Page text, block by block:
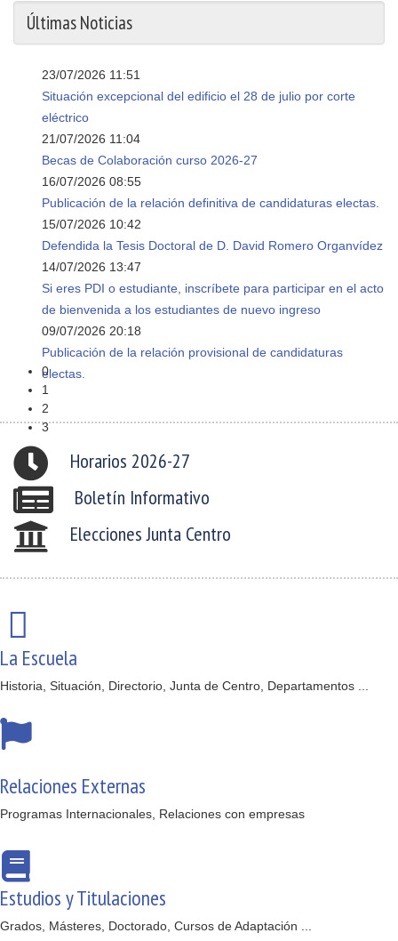
0
1
2
3
Últimas Noticias
23/07/2026 11:51
Situación excepcional del edificio el 28 de julio por corte
eléctrico
21/07/2026 11:04
Becas de Colaboración curso 2026-27
16/07/2026 08:55
Publicación de la relación definitiva de candidaturas electas.
15/07/2026 10:42
Defendida la Tesis Doctoral de D. David Romero Organvídez
14/07/2026 13:47
Si eres PDI o estudiante, inscríbete para participar en el acto
de bienvenida a los estudiantes de nuevo ingreso
09/07/2026 20:18
Publicación de la relación provisional de candidaturas
electas.
Horarios 2026-27
Boletín Informativo
Elecciones Junta Centro
La Escuela
Historia, Situación, Directorio, Junta de Centro, Departamentos ...
Relaciones Externas
Programas Internacionales, Relaciones con empresas
Estudios y Titulaciones
Grados, Másteres, Doctorado, Cursos de Adaptación ...